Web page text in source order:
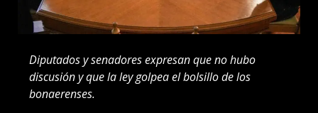
Diputados y senadores expresan que no hubo
discusión y que la ley golpea el bolsillo de los
bonaerenses.